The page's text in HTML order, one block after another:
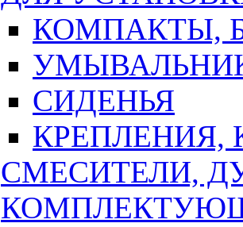
КОМПАКТЫ,
СИДЕНЬЯ
СМЕСИТЕЛИ,